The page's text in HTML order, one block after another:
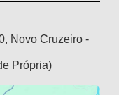
Novo Cruzeiro -
Própria)